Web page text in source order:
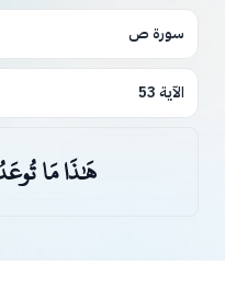
سورة ص
الآية 53
هَٰذَا مَا